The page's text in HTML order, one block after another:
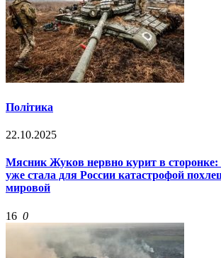
Політика
22.10.2025
Мясник Жуков нервно курит в
уже стала для России катастрофой
мировой
16 0